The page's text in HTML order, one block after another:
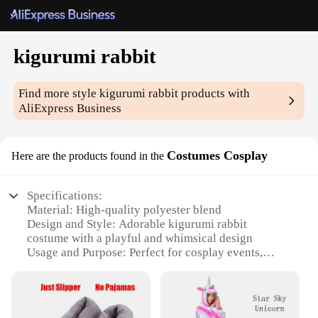
kigurumi rabbit
Find more stylekigurumi rabbit products with
AliExpress Business
Here are the products found in the Costumes Cosplay
Specifications:
Material: High-quality polyester blend
Design and Style: Adorable kigurumi rabbit
costume with a playful and whimsical design
Usage and Purpose: Perfect for cosplay events,
Shape or Size or Weight or Quantity: Available in a
range of sizes to fit all body types
Performance and Property: Lightweight and